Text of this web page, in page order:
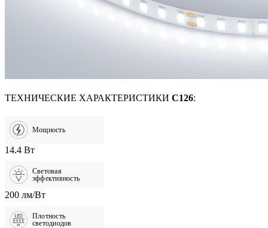
ТЕХНИЧЕСКИЕ ХАРАКТЕРИСТИКИ C126:
Мощность
14.4 Вт
Световая
эффективность
200 лм/Вт
Плотность
светодиодов